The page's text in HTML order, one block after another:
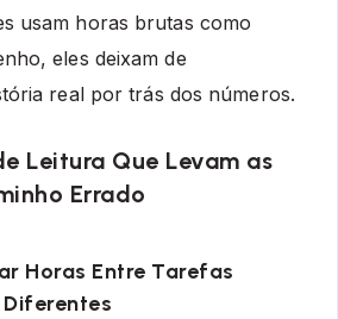
usam horas brutas como
eles deixam de
real por trás dos números.
Leitura Que Levam as
Errado
Horas Entre Tarefas